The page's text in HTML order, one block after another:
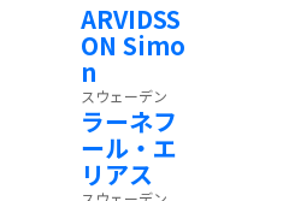
ARVIDSS
ON Simo
n
スウェーデン
ラーネフ
ール・エ
リアス